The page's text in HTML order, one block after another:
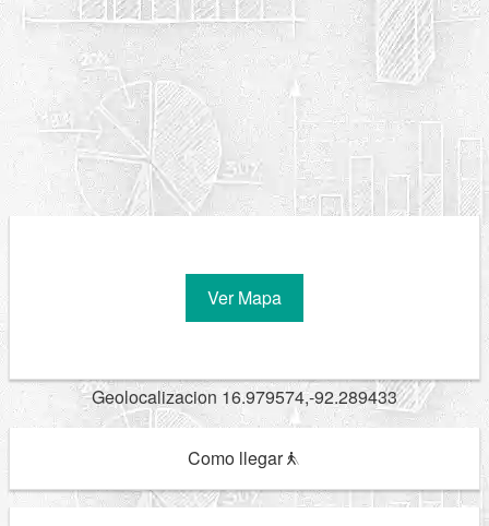
Ver Mapa
Geolocalizacion 16.979574,-92.289433
Como llegar